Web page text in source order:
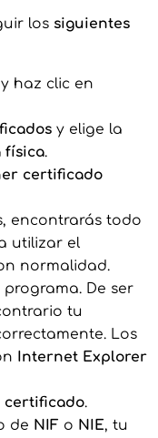
los siguientes
haz clic en
y elige la
física.
certificado
encontrarás todo
utilizar el
normalidad.
De ser
tu
Los
Internet Explorer
certificado.
de NIF o NIE, tu